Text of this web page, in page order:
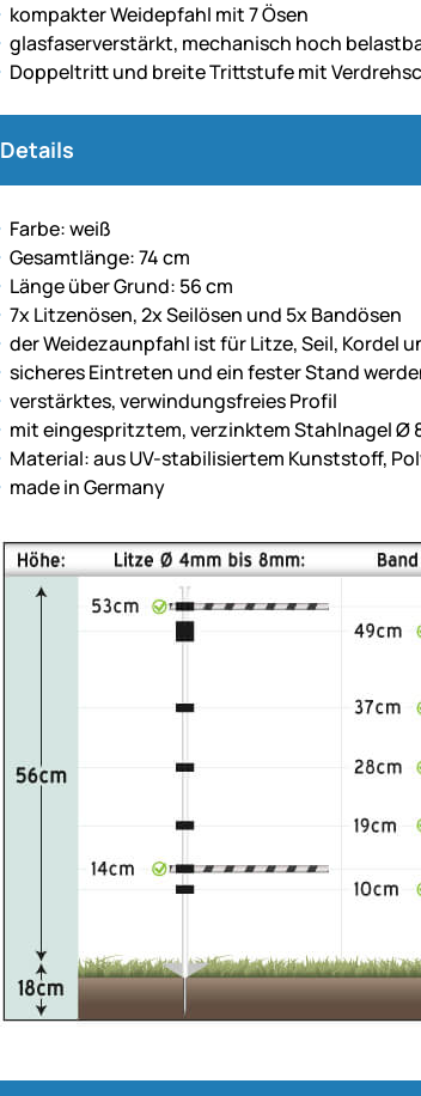
kompakter Weidepfahl mit 7 Ösen
glasfaserverstärkt, mechanisch hoch
Doppeltritt und breite Trittstufe mit
Details
Farbe: weiß
Gesamtlänge: 74 cm
Länge über Grund: 56 cm
7x Litzenösen, 2x Seilösen und 5x Bandösen
der Weidezaunpfahl ist für Litze, Seil, Kordel
sicheres Eintreten und ein fester Stand
verstärktes, verwindungsfreies Profil
mit eingespritztem, verzinktem Stahlnagel Ø
Material: aus UV-stabilisiertem Kunststoff,
made in Germany